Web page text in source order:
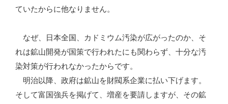
ていたからに他なりません。
なぜ、日本全国、カドミウム汚染が広がったのか、そ
れは鉱山開発が国策で行われたにも関わらず、十分な汚
染対策が行われなかったからです。
明治以降、政府は鉱山を財閥系企業に払い下げます。
そして富国強兵を掲げて、増産を要請しますが、その鉱